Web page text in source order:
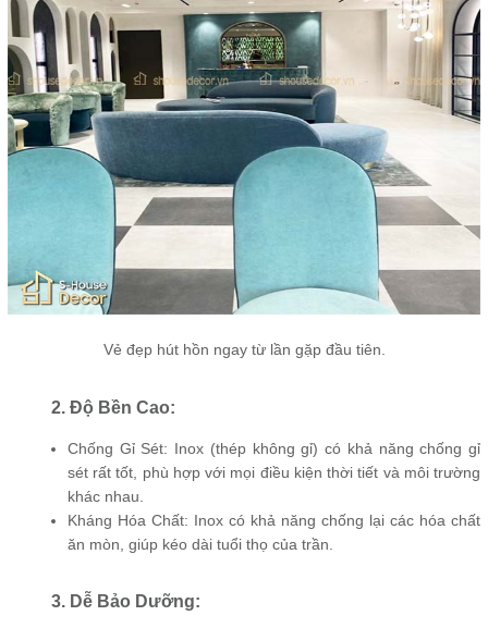
Vẻ đẹp hút hồn ngay từ lần gặp đầu tiên.
2. Độ Bền Cao:
Chống Gỉ Sét: Inox (thép không gỉ) có khả năng chống gỉ
sét rất tốt, phù hợp với mọi điều kiện thời tiết và môi trường
khác nhau.
Kháng Hóa Chất: Inox có khả năng chống lại các hóa chất
ăn mòn, giúp kéo dài tuổi thọ của trần.
3. Dễ Bảo Dưỡng: